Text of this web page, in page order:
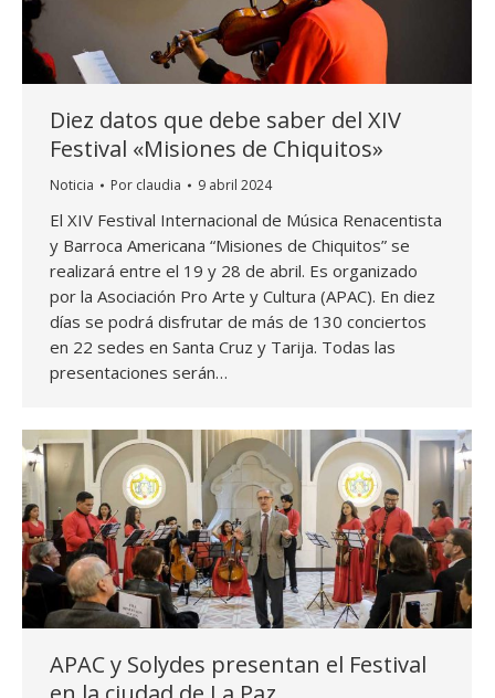
Diez datos que debe saber del XIV
Festival «Misiones de Chiquitos»
Noticia Por claudia 9 abril 2024
El XIV Festival Internacional de Música Renacentista
y Barroca Americana “Misiones de Chiquitos” se
realizará entre el 19 y 28 de abril. Es organizado
por la Asociación Pro Arte y Cultura (APAC). En diez
días se podrá disfrutar de más de 130 conciertos
en 22 sedes en Santa Cruz y Tarija. Todas las
presentaciones serán…
APAC y Solydes presentan el Festival